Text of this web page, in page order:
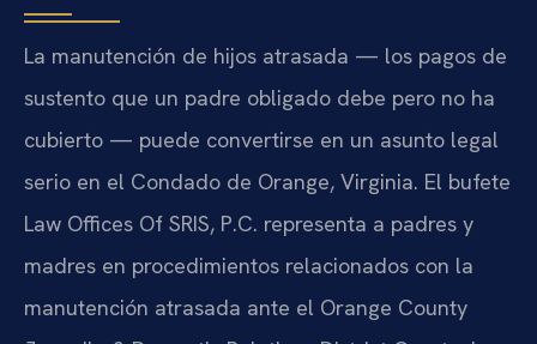
La manutención de hijos atrasada — los pagos de
sustento que un padre obligado debe pero no ha
cubierto — puede convertirse en un asunto legal
serio en el Condado de Orange, Virginia. El bufete
Law Offices Of SRIS, P.C. representa a padres y
madres en procedimientos relacionados con la
manutención atrasada ante el Orange County